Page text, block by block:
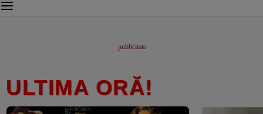
ULTIMA ORĂ!